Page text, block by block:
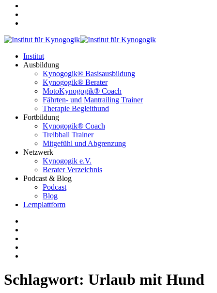
Institut
Ausbildung
Kynogogik® Basisausbildung
Kynogogik® Berater
MotoKynogogik® Coach
Fährten- und Mantrailing Trainer
Therapie Begleithund
Fortbildung
Kynogogik® Coach
Treibball Trainer
Mitgefühl und Abgrenzung
Netzwerk
Kynogogik e.V.
Berater Verzeichnis
Podcast & Blog
Podcast
Blog
Lernplattform
Schlagwort: Urlaub mit Hund